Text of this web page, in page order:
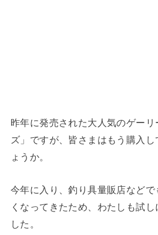
昨年に発売された大人気のゲーリ
ズ」ですが、皆さまはもう購入
ょうか。
今年に入り、釣り具量販店など
くなってきたため、わたしも試
した。